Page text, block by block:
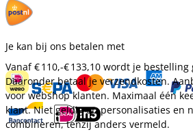
Je kan bij ons betalen met
Vanaf€ 110,-€ 133,10 wordt je bestelling
Daaronder betaal je verzendkosten.
voor webshop klanten. Maximaal één
klant. Niet geldig op personalisaties en
combineren, tenzij anders vermeld.